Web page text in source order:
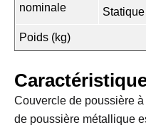
nominale
Poids (kg)
Couvercle de poussière
de poussière métallique